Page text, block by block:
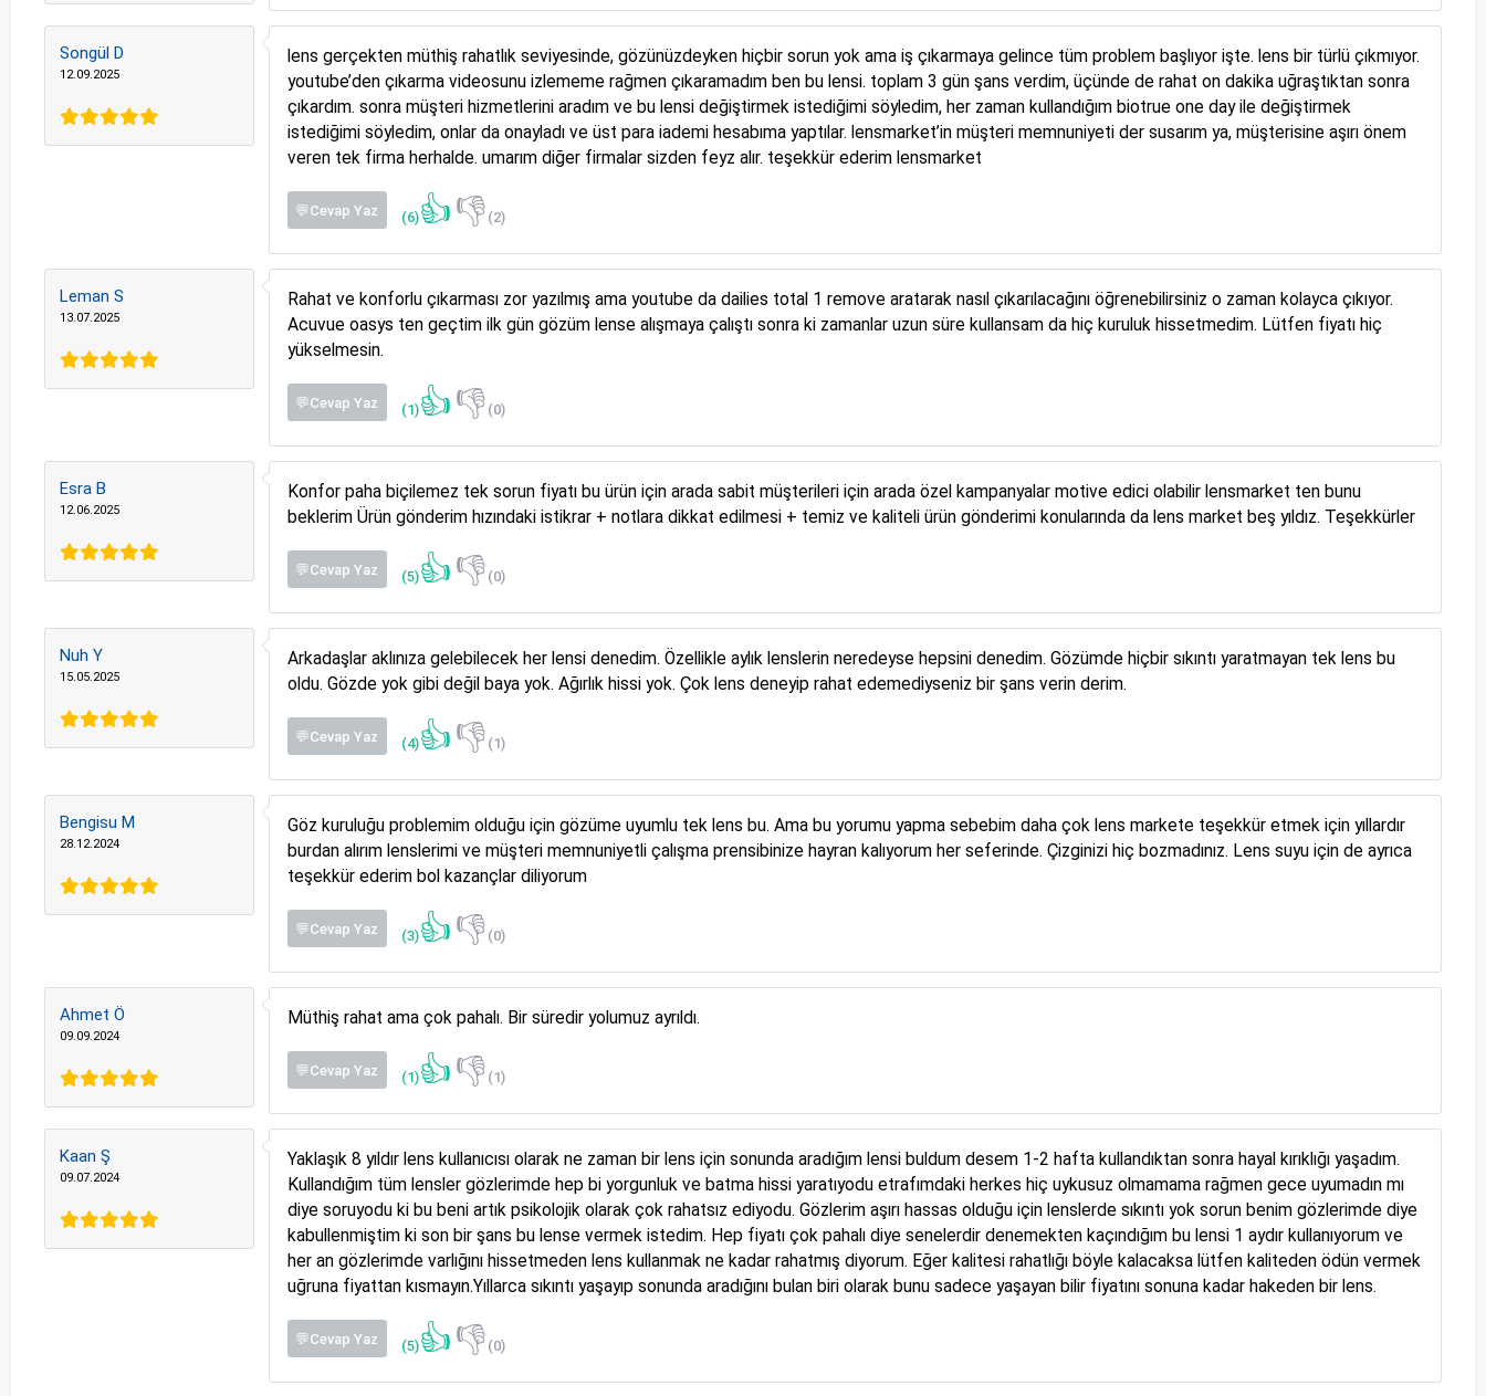
Songül D
12.09.2025
lens gerçekten müthiş rahatlık seviyesinde, gözünüzdeyken hiçbir sorun yok ama iş çıkarmaya gelince tüm problem başlıyor işte. lens bir türlü çıkmıyor.
youtube’den çıkarma videosunu izlememe rağmen çıkaramadım ben bu lensi. toplam 3 gün şans verdim, üçünde de rahat on dakika uğraştıktan sonra
çıkardım. sonra müşteri hizmetlerini aradım ve bu lensi değiştirmek istediğimi söyledim, her zaman kullandığım biotrue one day ile değiştirmek
istediğimi söyledim, onlar da onayladı ve üst para iademi hesabıma yaptılar. lensmarket’in müşteri memnuniyeti der susarım ya, müşterisine aşırı önem
veren tek firma herhalde. umarım diğer firmalar sizden feyz alır. teşekkür ederim lensmarket
💬Cevap Yaz (6)👍👎 (2)
Leman S
13.07.2025
Rahat ve konforlu çıkarması zor yazılmış ama youtube da dailies total 1 remove aratarak nasıl çıkarılacağını öğrenebilirsiniz o zaman kolayca çıkıyor.
Acuvue oasys ten geçtim ilk gün gözüm lense alışmaya çalıştı sonra ki zamanlar uzun süre kullansam da hiç kuruluk hissetmedim. Lütfen fiyatı hiç
yükselmesin.
💬Cevap Yaz (1)👍👎 (0)
Esra B
12.06.2025
Konfor paha biçilemez tek sorun fiyatı bu ürün için arada sabit müşterileri için arada özel kampanyalar motive edici olabilir lensmarket ten bunu
beklerim Ürün gönderim hızındaki istikrar + notlara dikkat edilmesi + temiz ve kaliteli ürün gönderimi konularında da lens market beş yıldız. Teşekkürler
💬Cevap Yaz (5)👍👎 (0)
Nuh Y
15.05.2025
Arkadaşlar aklınıza gelebilecek her lensi denedim. Özellikle aylık lenslerin neredeyse hepsini denedim. Gözümde hiçbir sıkıntı yaratmayan tek lens bu
oldu. Gözde yok gibi değil baya yok. Ağırlık hissi yok. Çok lens deneyip rahat edemediyseniz bir şans verin derim.
💬Cevap Yaz (4)👍👎 (1)
Bengisu M
28.12.2024
Göz kuruluğu problemim olduğu için gözüme uyumlu tek lens bu. Ama bu yorumu yapma sebebim daha çok lens markete teşekkür etmek için yıllardır
burdan alırım lenslerimi ve müşteri memnuniyetli çalışma prensibinize hayran kalıyorum her seferinde. Çizginizi hiç bozmadınız. Lens suyu için de ayrıca
teşekkür ederim bol kazançlar diliyorum
💬Cevap Yaz (3)👍👎 (0)
Ahmet Ö
09.09.2024
Müthiş rahat ama çok pahalı. Bir süredir yolumuz ayrıldı.
💬Cevap Yaz (1)👍👎 (1)
Kaan Ş
09.07.2024
Yaklaşık 8 yıldır lens kullanıcısı olarak ne zaman bir lens için sonunda aradığım lensi buldum desem 1-2 hafta kullandıktan sonra hayal kırıklığı yaşadım.
Kullandığım tüm lensler gözlerimde hep bi yorgunluk ve batma hissi yaratıyodu etrafımdaki herkes hiç uykusuz olmamama rağmen gece uyumadın mı
diye soruyodu ki bu beni artık psikolojik olarak çok rahatsız ediyodu. Gözlerim aşırı hassas olduğu için lenslerde sıkıntı yok sorun benim gözlerimde diye
kabullenmiştim ki son bir şans bu lense vermek istedim. Hep fiyatı çok pahalı diye senelerdir denemekten kaçındığım bu lensi 1 aydır kullanıyorum ve
her an gözlerimde varlığını hissetmeden lens kullanmak ne kadar rahatmış diyorum. Eğer kalitesi rahatlığı böyle kalacaksa lütfen kaliteden ödün vermek
uğruna fiyattan kısmayın.Yıllarca sıkıntı yaşayıp sonunda aradığını bulan biri olarak bunu sadece yaşayan bilir fiyatını sonuna kadar hakeden bir lens.
💬Cevap Yaz (5)👍👎 (0)